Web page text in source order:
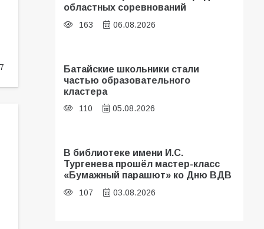
областных соревнований
163 06.08.2026
Батайские школьники стали
частью образовательного
кластера
110 05.08.2026
В библиотеке имени И.С.
Тургенева прошёл мастер-класс
«Бумажный парашют» ко Дню ВДВ
107 03.08.2026